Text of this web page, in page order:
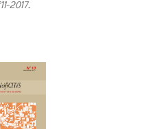
2017.